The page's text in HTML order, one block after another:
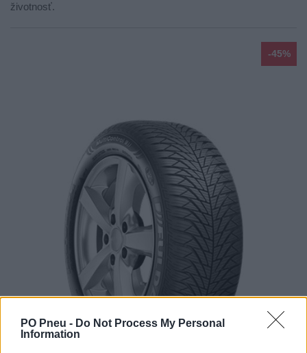
PO Pneu - Do Not Process My Personal
Information
životnosť.
-45%